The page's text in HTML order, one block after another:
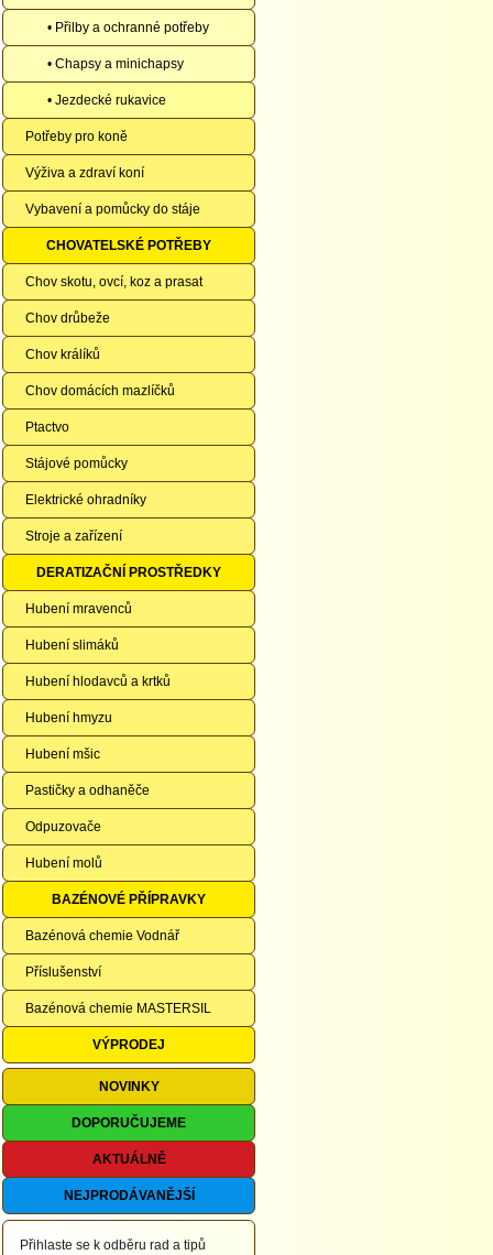
• Přilby a ochranné potřeby
• Chapsy a minichapsy
• Jezdecké rukavice
Potřeby pro koně
Výživa a zdraví koní
Vybavení a pomůcky do stáje
CHOVATELSKÉ POTŘEBY
Chov skotu, ovcí, koz a prasat
Chov drůbeže
Chov králíků
Chov domácích mazlíčků
Ptactvo
Stájové pomůcky
Elektrické ohradníky
Stroje a zařízení
DERATIZAČNÍ PROSTŘEDKY
Hubení mravenců
Hubení slimáků
Hubení hlodavců a krtků
Hubení hmyzu
Hubení mšic
Pastičky a odhaněče
Odpuzovače
Hubení molů
BAZÉNOVÉ PŘÍPRAVKY
Bazénová chemie Vodnář
Příslušenství
Bazénová chemie MASTERSIL
VÝPRODEJ
NOVINKY
DOPORUČUJEME
AKTUÁLNĚ
NEJPRODÁVANĚJŠÍ
Přihlaste se k odběru rad a tipů